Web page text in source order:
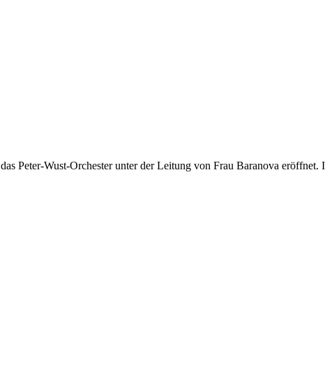
Peter-Wust-Orchester unter der Leitung von Frau Baranova